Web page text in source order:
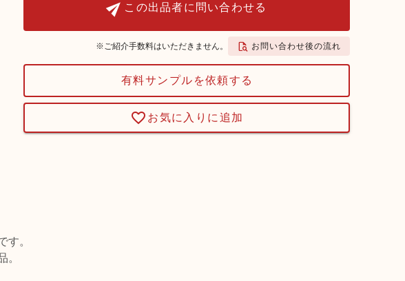
この出品者に問い合わせる
※ご紹介手数料はいただきません。 お問い合わせ後の流れ
有料サンプルを依頼する
お気に入りに追加
す。
。